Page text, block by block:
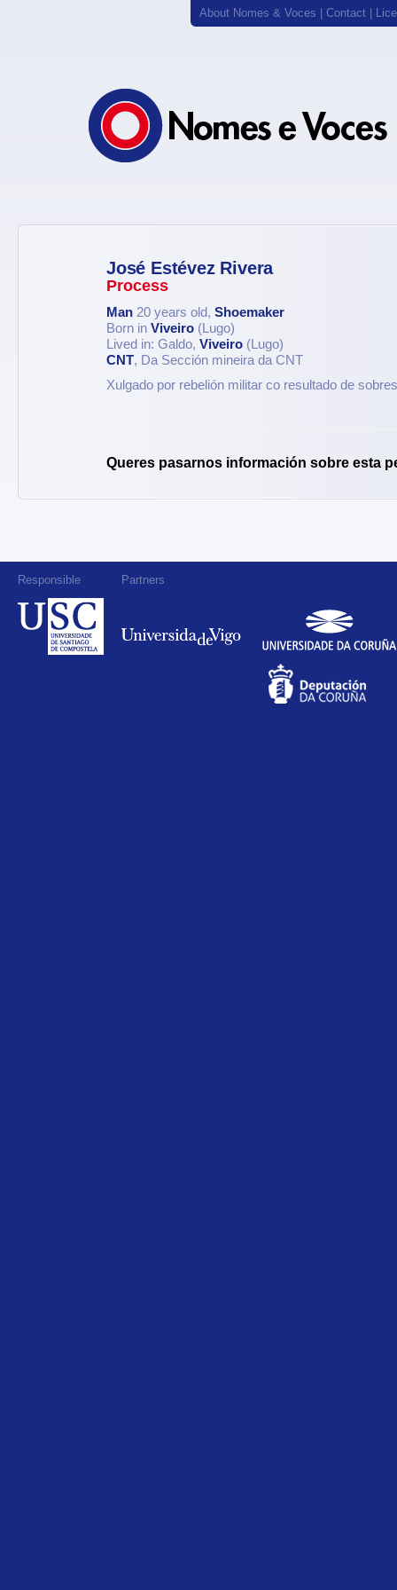
About Nomes & Voces Contact
José Estévez Rivera
Process
Man 20 years old, Shoemaker
Born in Viveiro (Lugo)
Lived in: Galdo, Viveiro (Lugo)
CNT, Da Sección mineira da CNT
Xulgado por rebelión militar co resultado de
Queres pasarnos información sobre esta
Responsible Partners